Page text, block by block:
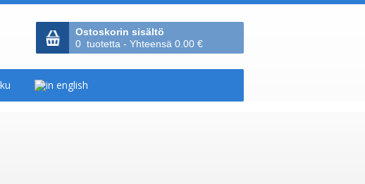
Ostoskorin sisältö
0 tuotetta - Yhteensä 0.00 €